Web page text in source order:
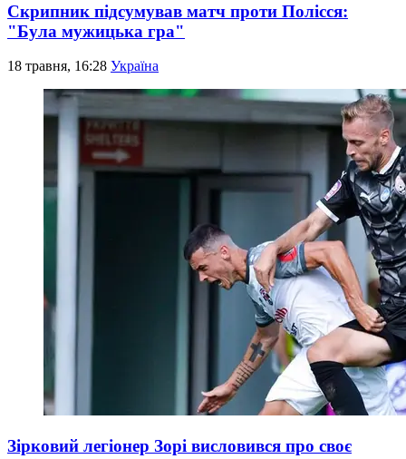
Скрипник підсумував матч проти Полісся:
"Була мужицька гра"
18 травня, 16:28 Україна
Зірковий легіонер Зорі висловився про своє